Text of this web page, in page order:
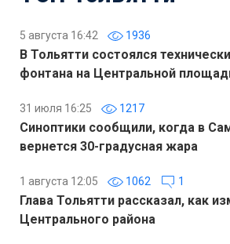
5 августа 16:42 1936
В Тольятти состоялся
фонтана на Центральной
31 июля 16:25 1217
Синоптики сообщили, когда в
вернется 30-градусная жара
1 августа 12:05 1062 1
Глава Тольятти рассказал, как
Центрального района